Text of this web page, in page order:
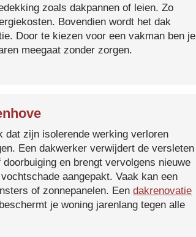
zoals dakpannen of leien. Zo
Bovendien wordt het dak
Door te kiezen voor een vakman ben je
meegaat zonder zorgen.
dat zijn isolerende werking verloren
Een dakwerker verwijdert de versleten
en brengt vervolgens nieuwe
aangepakt. Vaak kan een
of zonnepanelen. Een dakrenovatie
je woning jarenlang tegen alle